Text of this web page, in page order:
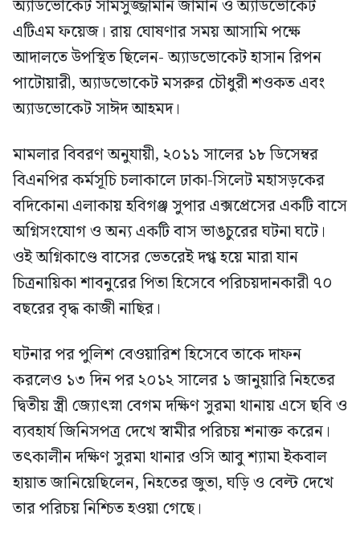
অ্যাডভোকেট সামসুজ্জামান জামান ও অ্যাডভোকেট
এটিএম ফয়েজ। রায় ঘোষণার সময় আসামি পক্ষে
আদালতে উপস্থিত ছিলেন- অ্যাডভোকেট হাসান রিপন
পাটোয়ারী, অ্যাডভোকেট মসরুর চৌধুরী শওকত এবং
অ্যাডভোকেট সাঈদ আহমদ।
মামলার বিবরণ অনুযায়ী, ২০১১ সালের ১৮ ডিসেম্বর
বিএনপির কর্মসূচি চলাকালে ঢাকা-সিলেট মহাসড়কের
বদিকোনা এলাকায় হবিগঞ্জ সুপার এক্সপ্রেসের একটি বাসে
অগ্নিসংযোগ ও অন্য একটি বাস ভাঙচুরের ঘটনা ঘটে।
ওই অগ্নিকাণ্ডে বাসের ভেতরেই দগ্ধ হয়ে মারা যান
চিত্রনায়িকা শাবনুরের পিতা হিসেবে পরিচয়দানকারী ৭০
বছরের বৃদ্ধ কাজী নাছির।
ঘটনার পর পুলিশ বেওয়ারিশ হিসেবে তাকে দাফন
করলেও ১৩ দিন পর ২০১২ সালের ১ জানুয়ারি নিহতের
দ্বিতীয় স্ত্রী জ্যোৎস্না বেগম দক্ষিণ সুরমা থানায় এসে ছবি ও
ব্যবহার্য জিনিসপত্র দেখে স্বামীর পরিচয় শনাক্ত করেন।
তৎকালীন দক্ষিণ সুরমা থানার ওসি আবু শ্যামা ইকবাল
হায়াত জানিয়েছিলেন, নিহতের জুতা, ঘড়ি ও বেল্ট দেখে
তার পরিচয় নিশ্চিত হওয়া গেছে।